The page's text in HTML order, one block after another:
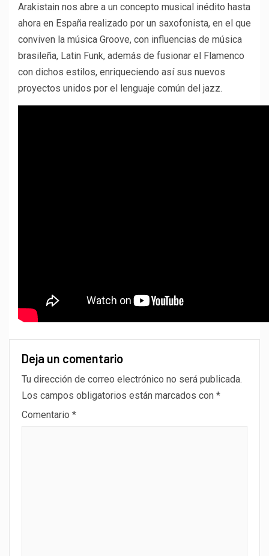
Arakistain nos abre a un concepto musical inédito hasta
ahora en España realizado por un saxofonista, en el que
conviven la música Groove, con influencias de música
brasileña, Latin Funk, además de fusionar el Flamenco
con dichos estilos, enriqueciendo así sus nuevos
proyectos unidos por el lenguaje común del jazz.
Deja un comentario
Tu dirección de correo electrónico no será publicada.
Los campos obligatorios están marcados con *
Comentario *